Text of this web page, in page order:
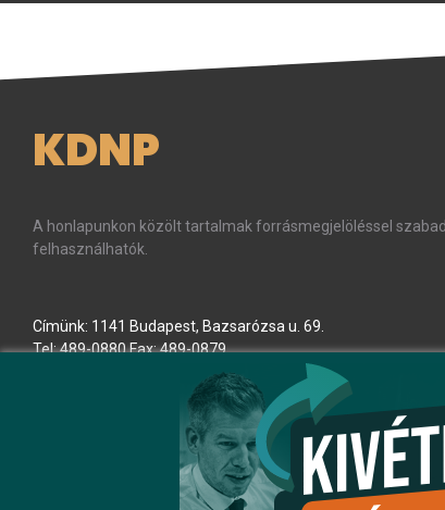
KDNP
A honlapunkon közölt tartalmak forrásmegjelöléssel
felhasználhatók.
Címünk: 1141 Budapest, Bazsarózsa u. 69.
Tel: 489-0880 Fax: 489-0879
hu(kdnp[at]kdnp[dot]hu)
Minden jog fenntartva! © KDNP